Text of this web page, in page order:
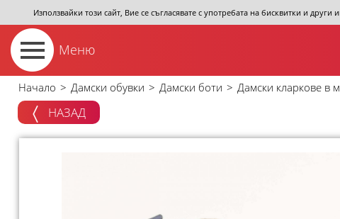
Използвайки този сайт, Вие се съгласявате с употребата на бисквитки и
Меню
Начало > Дамски обувки > Дамски боти > Дамски кларкове в
НАЗАД